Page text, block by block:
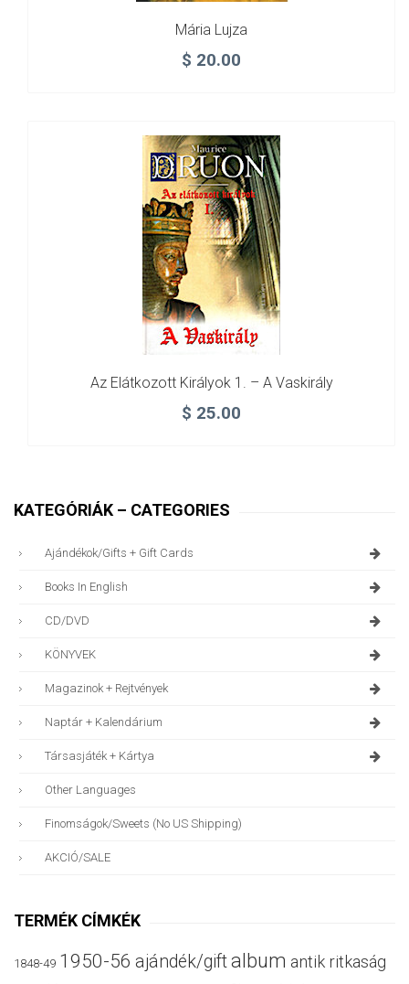
Mária Lujza
$ 20.00
Az Elátkozott Királyok 1. – A Vaskirály
$ 25.00
KATEGÓRIÁK – CATEGORIES
Ajándékok/gifts + Gift Cards
Books In English
CD/DVD
KÖNYVEK
Magazinok + Rejtvények
Naptár + Kalendárium
Társasjáték + Kártya
Other Languages
Finomságok/sweets (no US Shipping)
AKCIÓ/SALE
TERMÉK CÍMKÉK
1848-49 1950-56 ajándék/giftalbum antik ritkaság